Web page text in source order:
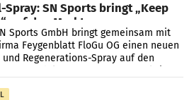
Spray: SN Sports bringt „Keep
auf den Markt
Sports GmbH bringt gemeinsam mit
Feygenblatt FloGu OG einen neuen
und Regenerations-Spray auf den